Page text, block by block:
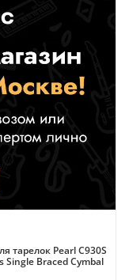
тарелок Pearl C930S
Single Braced Cymbal